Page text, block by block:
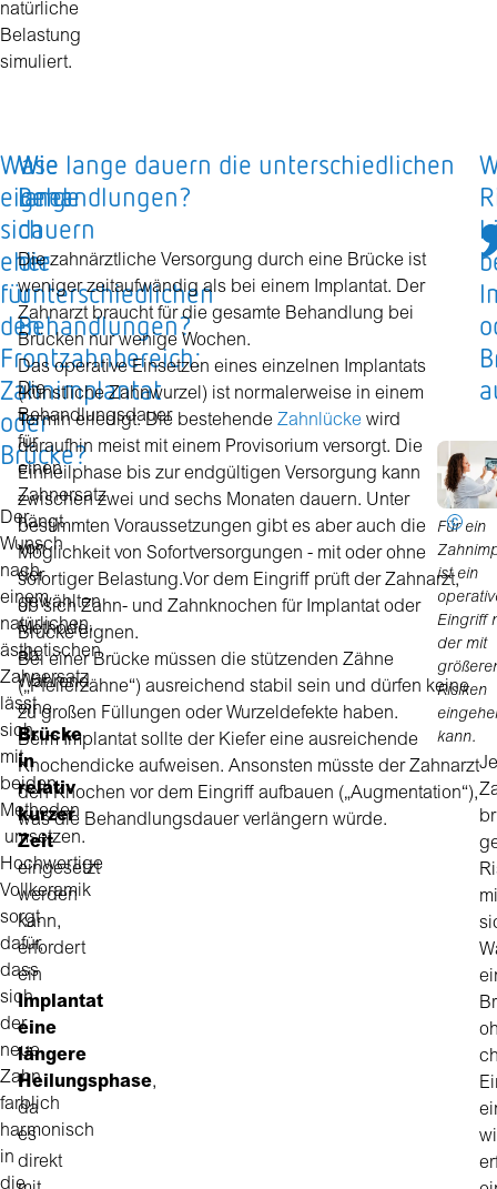
natürliche
Belastung
simuliert.
Was
eignet
sich
eher
für
den
Frontzahnbereich:
Zahnimplantat
oder
Brücke?
Der
Wunsch
nach
einem
natürlichen,
ästhetischen
Zahnersatz
lässt
sich
mit
beiden
Methoden
umsetzen.
Hochwertige
Vollkeramik
sorgt
dafür,
dass
sich
der
neue
Zahn
farblich
harmonisch
in
die
Wie
lange
dauern
die
unterschiedlichen
Behandlungen?
Die
Behandlungsdauer
für
einen
Zahnersatz
hängt
von
der
gewählten
Methode
ab.
Während
eine
Brücke
in
relativ
kurzer
Zeit
eingesetzt
werden
kann,
erfordert
ein
Implantat
eine
längere
Heilungsphase,
da
es
direkt
Wie lange dauern die unterschiedlichen
Behandlungen?
Die zahnärztliche Versorgung durch eine Brücke ist
weniger zeitaufwändig als bei einem Implantat. Der
Zahnarzt braucht für die gesamte Behandlung bei
Brücken nur wenige Wochen.
Das operative Einsetzen eines einzelnen Implantats
(künstliche Zahnwurzel) ist normalerweise in einem
Termin erledigt. Die bestehende Zahnlücke wird
daraufhin meist mit einem Provisorium versorgt. Die
Einheilphase bis zur endgültigen Versorgung kann
zwischen zwei und sechs Monaten dauern. Unter
bestimmten Voraussetzungen gibt es aber auch die
Möglichkeit von Sofortversorgungen - mit oder ohne
sofortiger Belastung.Vor dem Eingriff prüft der Zahnarzt,
ob sich Zahn- und Zahnknochen für Implantat oder
Brücke eignen.
Bei einer Brücke müssen die stützenden Zähne
(„Pfeilerzähne“) ausreichend stabil sein und dürfen keine
zu großen Füllungen oder Wurzeldefekte haben.
Beim Implantat sollte der Kiefer eine ausreichende
Knochendicke aufweisen. Ansonsten müsste der Zahnarzt
den Knochen vor dem Eingriff aufbauen („Augmentation“),
was die Behandlungsdauer verlängern würde.
Für ein
ist ein
Eingriff
der mit
Risiken
kann.